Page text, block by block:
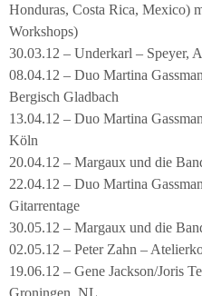
Honduras, Costa Rica, Mexico)
Workshops)
30.03.12 – Underkarl – Speyer,
08.04.12 – Duo Martina
Bergisch Gladbach
13.04.12 – Duo Martina
Köln
20.04.12 – Margaux und die
22.04.12 – Duo Martina
Gitarrentage
30.05.12 – Margaux und die
02.05.12 – Peter Zahn –
19.06.12 – Gene Jackson/Joris
Groningen, NL